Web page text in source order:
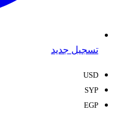
تسجيل جديد
USD
SYP
EGP